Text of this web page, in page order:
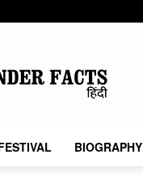
BIOGRAPHY